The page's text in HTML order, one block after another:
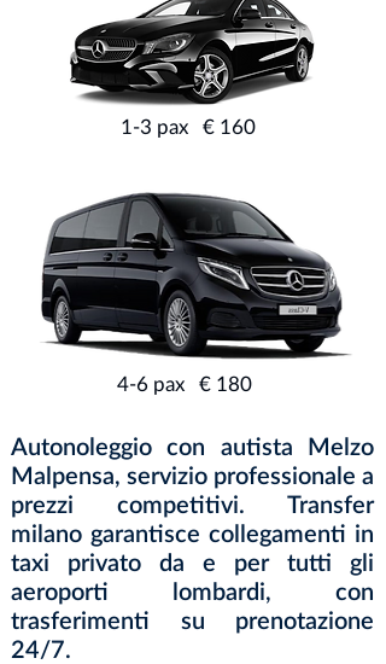
1-3 pax € 160
4-6 pax € 180
Autonoleggio con autista Melzo
Malpensa, servizio professionale a
prezzi competitivi. Transfer
milano garantisce collegamenti in
taxi privato da e per tutti gli
aeroporti lombardi, con
trasferimenti su prenotazione
24/7.